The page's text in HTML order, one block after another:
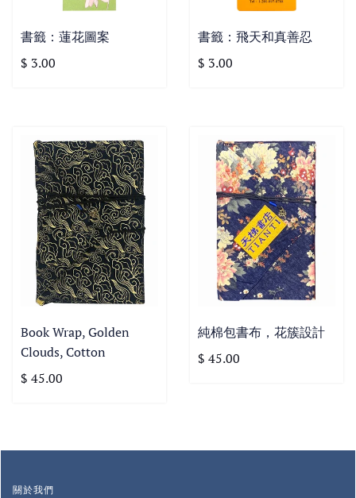
書籤：蓮花圖案
$ 3.00
書籤：飛天和真善忍
$ 3.00
Book Wrap, Golden
Clouds, Cotton
$ 45.00
純棉包書布，花簇設計
$ 45.00
關於我們